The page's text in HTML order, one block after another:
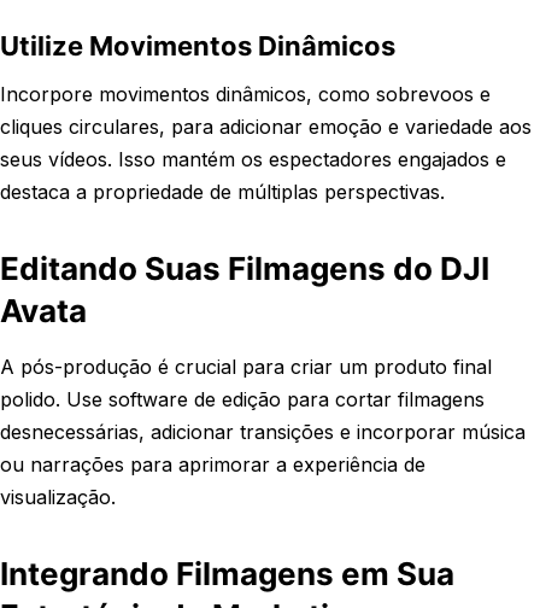
Utilize Movimentos Dinâmicos
Incorpore movimentos dinâmicos, como sobrevoos e
cliques circulares, para adicionar emoção e variedade aos
seus vídeos. Isso mantém os espectadores engajados e
destaca a propriedade de múltiplas perspectivas.
Editando Suas Filmagens do DJI
Avata
A pós-produção é crucial para criar um produto final
polido. Use software de edição para cortar filmagens
desnecessárias, adicionar transições e incorporar música
ou narrações para aprimorar a experiência de
visualização.
Integrando Filmagens em Sua